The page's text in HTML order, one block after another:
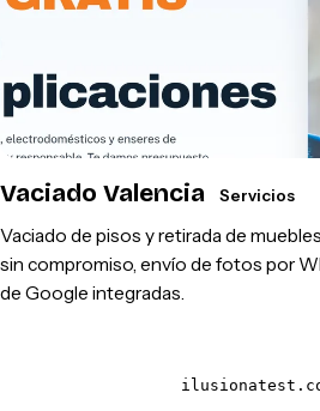
Vaciado Valencia Servicios
Vaciado de pisos y retirada de
sin compromiso, envío de fotos por
de Google integradas.